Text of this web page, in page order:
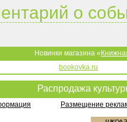
о
Новинки магазина «
bookovka.ru
Распродажа
Размещение